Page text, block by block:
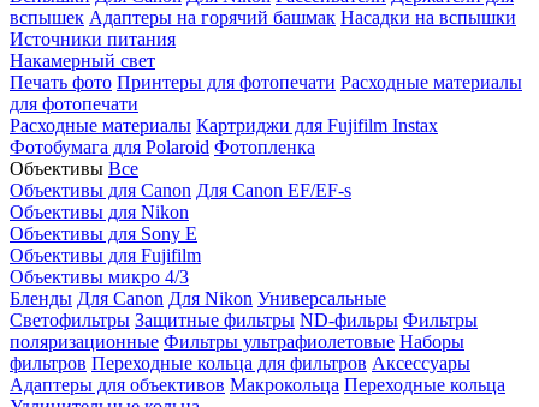
вспышек Адаптеры на горячий башмак Насадки на вспышки
Источники питания
Накамерный свет
Печать фото Принтеры для фотопечати Расходные материалы
для фотопечати
Расходные материалы Картриджи для Fujifilm Instax
Фотобумага для Polaroid Фотопленка
Объективы Все
Объективы для Canon Для Canon EF/EF-s
Объективы для Nikon
Объективы для Sony E
Объективы для Fujifilm
Объективы микро 4/3
Бленды Для Canon Для Nikon Универсальные
Светофильтры Защитные фильтры ND-фильры Фильтры
поляризационные Фильтры ультрафиолетовые Наборы
фильтров Переходные кольца для фильтров Аксессуары
Адаптеры для объективов Макрокольца Переходные кольца